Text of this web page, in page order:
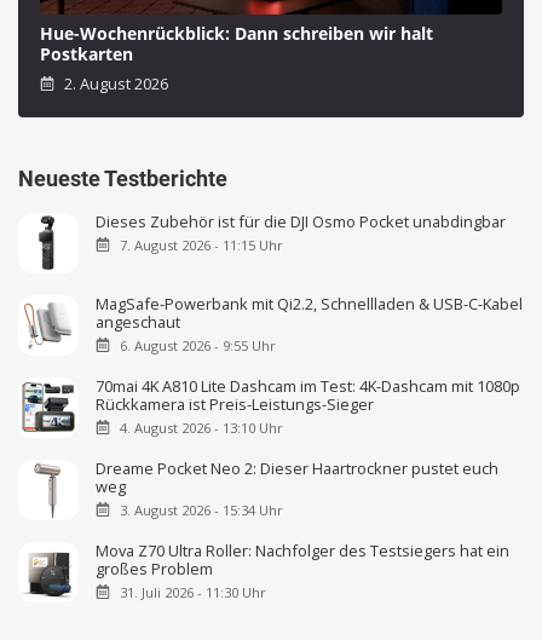
Hue-Wochenrückblick: Dann schreiben wir halt
Postkarten
2. August 2026
Neueste Testberichte
Dieses Zubehör ist für die DJI Osmo Pocket unabdingbar
7. August 2026 - 11:15 Uhr
MagSafe-Powerbank mit Qi2.2, Schnellladen & USB-C-Kabel
angeschaut
6. August 2026 - 9:55 Uhr
70mai 4K A810 Lite Dashcam im Test: 4K-Dashcam mit 1080p
Rückkamera ist Preis-Leistungs-Sieger
4. August 2026 - 13:10 Uhr
Dreame Pocket Neo 2: Dieser Haartrockner pustet euch
weg
3. August 2026 - 15:34 Uhr
Mova Z70 Ultra Roller: Nachfolger des Testsiegers hat ein
großes Problem
31. Juli 2026 - 11:30 Uhr